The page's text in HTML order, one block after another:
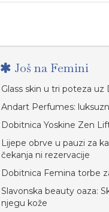
Još na Femini
Glass skin u tri poteza uz
Andart Perfumes:
Dobitnica Yoskine Zen
Lijepe obrve u pauzi za
čekanja ni rezervacije
Dobitnica Femina torbe
Slavonska beauty oaza:
njegu kože